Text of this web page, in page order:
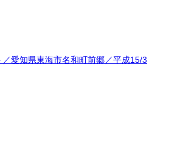
愛知県東海市名和町前郷／平成15/3